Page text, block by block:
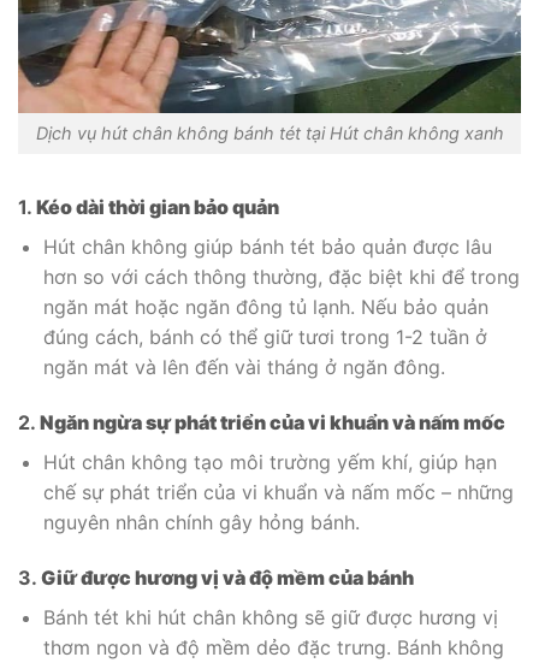
Dịch vụ hút chân không bánh tét tại Hút chân không xanh
1. Kéo dài thời gian bảo quản
Hút chân không giúp bánh tét bảo quản được lâu
hơn so với cách thông thường, đặc biệt khi để trong
ngăn mát hoặc ngăn đông tủ lạnh. Nếu bảo quản
đúng cách, bánh có thể giữ tươi trong 1-2 tuần ở
ngăn mát và lên đến vài tháng ở ngăn đông.
2. Ngăn ngừa sự phát triển của vi khuẩn và nấm mốc
Hút chân không tạo môi trường yếm khí, giúp hạn
chế sự phát triển của vi khuẩn và nấm mốc – những
nguyên nhân chính gây hỏng bánh.
3. Giữ được hương vị và độ mềm của bánh
Bánh tét khi hút chân không sẽ giữ được hương vị
thơm ngon và độ mềm dẻo đặc trưng. Bánh không